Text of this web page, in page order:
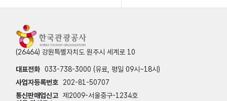
(26464) 강원특별자치도 원주시 세계로 10
대표전화 033-738-3000 (유료, 평일 09시~18시)
사업자등록번호
202-81-50707
통신판매업신고 제2009-서울중구-1234호